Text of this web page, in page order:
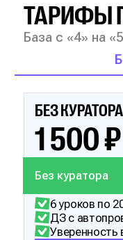
ТАРИФЫ
База с «4» на
БЕЗ
1 500 ₽
Без куратора
6 уроков по
ДЗ с
Уверенность